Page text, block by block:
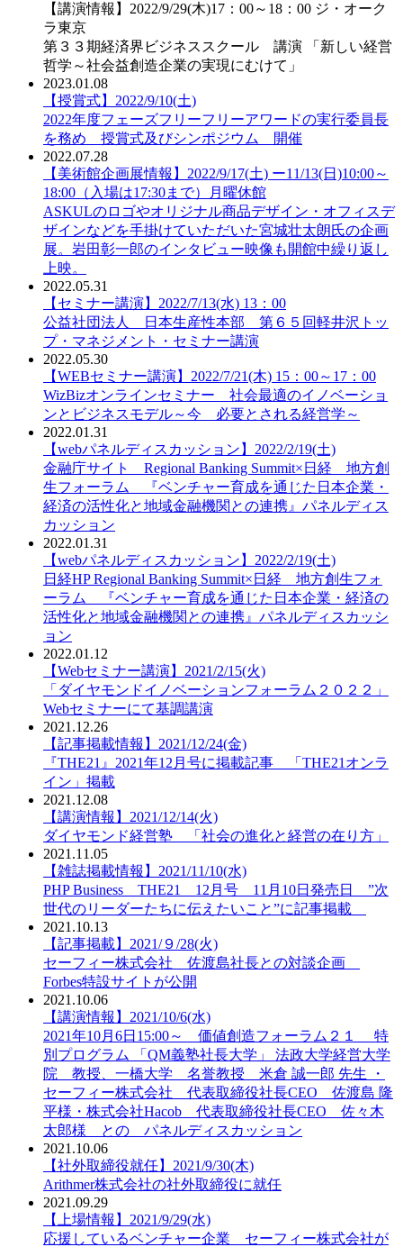
【講演情報】2022/9/29(木)17：00～18：00 ジ・オーク
ラ東京
第３３期経済界ビジネススクール 講演 「新しい経営
哲学～社会益創造企業の実現にむけて」
2023.01.08
【授賞式】2022/9/10(土)
2022年度フェーズフリーフリーアワードの実行委員長
を務め 授賞式及びシンポジウム 開催
2022.07.28
【美術館企画展情報】2022/9/17(土) ー11/13(日)10:00～
18:00（入場は17:30まで）月曜休館
ASKULのロゴやオリジナル商品デザイン・オフィスデ
ザインなどを手掛けていただいた宮城壮太朗氏の企画
展。岩田彰一郎のインタビュー映像も開館中繰り返し
上映。
2022.05.31
【セミナー講演】2022/7/13(水) 13：00
公益社団法人 日本生産性本部 第６５回軽井沢トッ
プ・マネジメント・セミナー講演
2022.05.30
【WEBセミナー講演】2022/7/21(木) 15：00～17：00
WizBizオンラインセミナー 社会最適のイノベーショ
ンとビジネスモデル～今 必要とされる経営学～
2022.01.31
【webパネルディスカッション】2022/2/19(土)
金融庁サイト Regional Banking Summit×日経 地方創
生フォーラム 『ベンチャー育成を通じた日本企業・
経済の活性化と地域金融機関との連携』パネルディス
カッション
2022.01.31
【webパネルディスカッション】2022/2/19(土)
日経HP Regional Banking Summit×日経 地方創生フォ
ーラム 『ベンチャー育成を通じた日本企業・経済の
活性化と地域金融機関との連携』パネルディスカッシ
ョン
2022.01.12
【Webセミナー講演】2021/2/15(火)
「ダイヤモンドイノベーションフォーラム２０２２」
Webセミナーにて基調講演
2021.12.26
【記事掲載情報】2021/12/24(金)
『THE21』2021年12月号に掲載記事 「THE21オンラ
イン」掲載
2021.12.08
【講演情報】2021/12/14(火)
ダイヤモンド経営塾 「社会の進化と経営の在り方」
2021.11.05
【雑誌掲載情報】2021/11/10(水)
PHP Business THE21 12月号 11月10日発売日 ”次
世代のリーダーたちに伝えたいこと”に記事掲載
2021.10.13
【記事掲載】2021/９/28(火)
セーフィー株式会社 佐渡島社長との対談企画
Forbes特設サイトが公開
2021.10.06
【講演情報】2021/10/6(水)
2021年10月6日15:00～ 価値創造フォーラム２１ 特
別プログラム 「QM義塾社長大学」 法政大学経営大学
院 教授、一橋大学 名誉教授 米倉 誠一郎 先生 ・
セーフィー株式会社 代表取締役社長CEO 佐渡島 隆
平様・株式会社Hacob 代表取締役社長CEO 佐々木
太郎様 との パネルディスカッション
2021.10.06
【社外取締役就任】2021/9/30(木)
Arithmer株式会社の社外取締役に就任
2021.09.29
【上場情報】2021/9/29(水)
応援しているベンチャー企業 セーフィー株式会社が